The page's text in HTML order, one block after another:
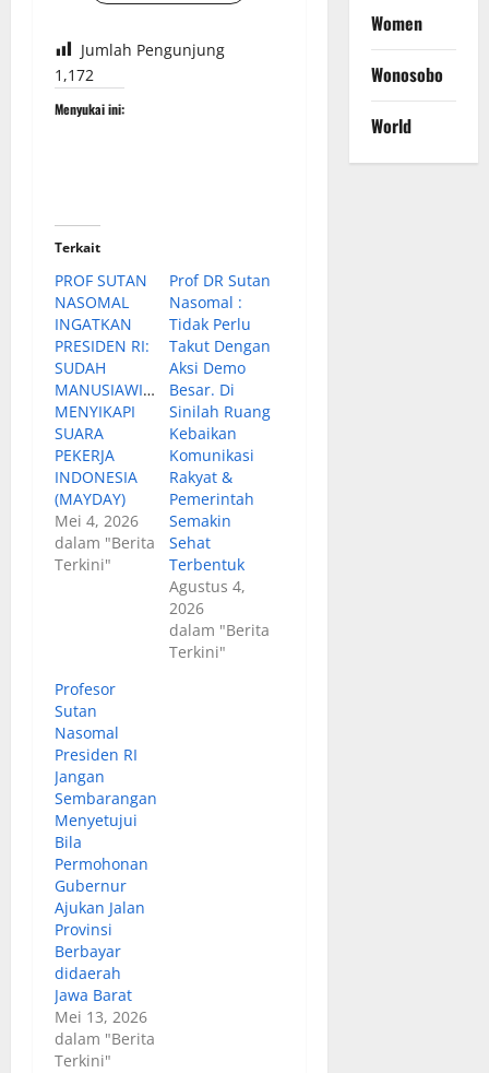
Jumlah Pengunjung
1,172
Menyukai ini:
Terkait
PROF SUTAN
NASOMAL
INGATKAN
PRESIDEN RI:
SUDAH
MANUSIAWIKAH
MENYIKAPI
SUARA
PEKERJA
INDONESIA
(MAYDAY)
Mei 4, 2026
dalam "Berita
Terkini"
Prof DR Sutan
Nasomal :
Tidak Perlu
Takut Dengan
Aksi Demo
Besar. Di
Sinilah Ruang
Kebaikan
Komunikasi
Rakyat &
Pemerintah
Semakin
Sehat
Terbentuk
Agustus 4,
2026
dalam "Berita
Terkini"
Profesor
Sutan
Nasomal
Presiden RI
Jangan
Sembarangan
Menyetujui
Bila
Permohonan
Gubernur
Ajukan Jalan
Provinsi
Berbayar
didaerah
Jawa Barat
Mei 13, 2026
dalam "Berita
Terkini"
Women
Wonosobo
World